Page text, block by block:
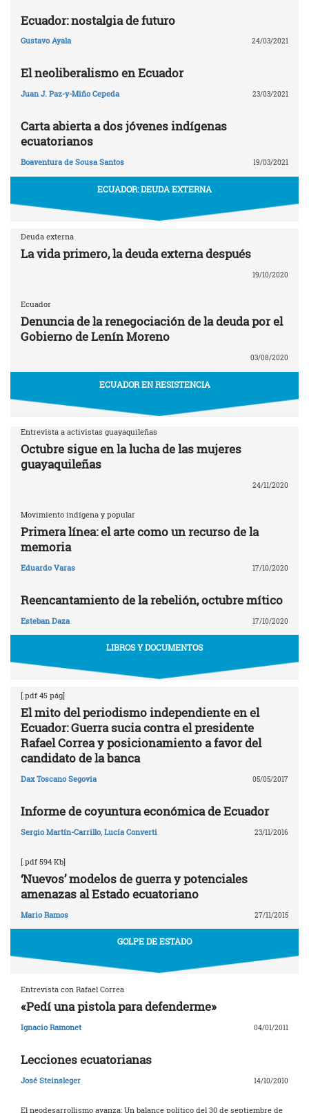
Ecuador: nostalgia de futuro
Gustavo Ayala 24/03/2021
El neoliberalismo en Ecuador
Juan J. Paz-y-Miño Cepeda 23/03/2021
Carta abierta a dos jóvenes indígenas
ecuatorianos
Boaventura de Sousa Santos 19/03/2021
ECUADOR: DEUDA EXTERNA
Deuda externa
La vida primero, la deuda externa después
19/10/2020
Ecuador
Denuncia de la renegociación de la deuda por el
Gobierno de Lenín Moreno
03/08/2020
ECUADOR EN RESISTENCIA
Entrevista a activistas guayaquileñas
Octubre sigue en la lucha de las mujeres
guayaquileñas
24/11/2020
Movimiento indígena y popular
Primera línea: el arte como un recurso de la
memoria
Eduardo Varas 17/10/2020
Reencantamiento de la rebelión, octubre mítico
Esteban Daza 17/10/2020
LIBROS Y DOCUMENTOS
[.pdf 45 pág]
El mito del periodismo independiente en el
Ecuador: Guerra sucia contra el presidente
Rafael Correa y posicionamiento a favor del
candidato de la banca
Dax Toscano Segovia 05/05/2017
Informe de coyuntura económica de Ecuador
Sergio Martín-Carrillo, Lucía Converti 23/11/2016
[.pdf 594 Kb]
‘Nuevos’ modelos de guerra y potenciales
amenazas al Estado ecuatoriano
Mario Ramos 27/11/2015
GOLPE DE ESTADO
Entrevista con Rafael Correa
«Pedí una pistola para defenderme»
Ignacio Ramonet 04/01/2011
Lecciones ecuatorianas
José Steinsleger 14/10/2010
El neodesarrollismo avanza: Un balance político del 30 de septiembre de